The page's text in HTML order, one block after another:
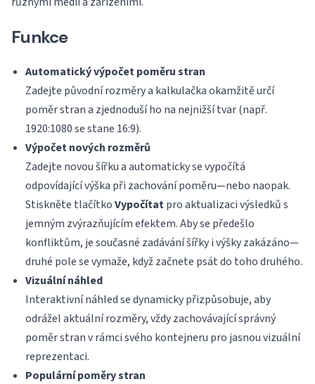
Funkce
Automatický výpočet poměru stran
Zadejte původní rozměry a kalkulačka okamžitě určí
poměr stran a zjednoduší ho na nejnižší tvar (např.
1920:1080 se stane 16:9).
Výpočet nových rozměrů
Zadejte novou šířku a automaticky se vypočítá
odpovídající výška při zachování poměru—nebo naopak.
Stiskněte tlačítkoVypočítatpro aktualizaci výsledků s
jemným zvýrazňujícím efektem. Aby se předešlo
konfliktům, je současné zadávání šířky i výšky zakázáno—
druhé pole se vymaže, když začnete psát do toho druhého.
Vizuální náhled
Interaktivní náhled se dynamicky přizpůsobuje, aby
odrážel aktuální rozměry, vždy zachovávající správný
poměr stran v rámci svého kontejneru pro jasnou vizuální
reprezentaci.
Populární poměry stran